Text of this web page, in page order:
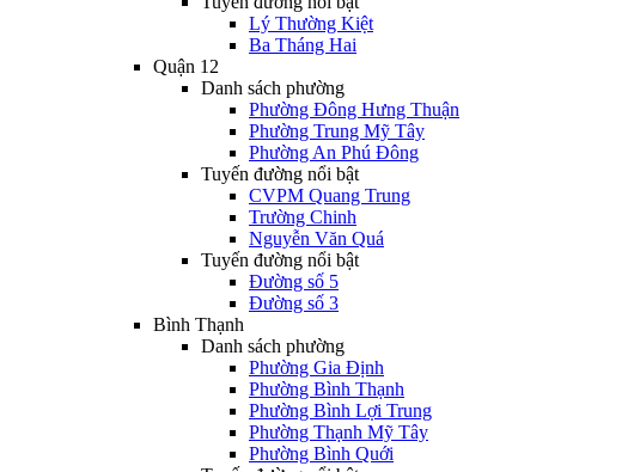
Lý Thường Kiệt
Ba Tháng Hai
Quận 12
Danh sách phường
Phường Đông Hưng Thuận
Phường Trung Mỹ Tây
Phường An Phú Đông
Tuyến đường nổi bật
CVPM Quang Trung
Trường Chinh
Nguyễn Văn Quá
Tuyến đường nổi bật
Đường số 5
Đường số 3
Bình Thạnh
Danh sách phường
Phường Gia Định
Phường Bình Thạnh
Phường Bình Lợi Trung
Phường Thạnh Mỹ Tây
Phường Bình Quới